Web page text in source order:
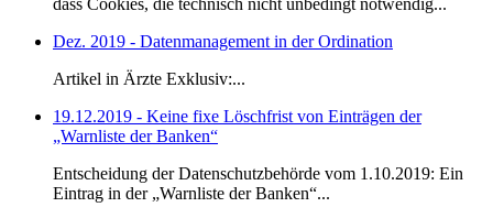
dass Cookies, die technisch nicht unbedingt notwendig...
Dez. 2019 - Datenmanagement in der Ordination
Artikel in Ärzte Exklusiv:...
19.12.2019 - Keine fixe Löschfrist von Einträgen der
„Warnliste der Banken“
Entscheidung der Datenschutzbehörde vom 1.10.2019: Ein
Eintrag in der „Warnliste der Banken“...